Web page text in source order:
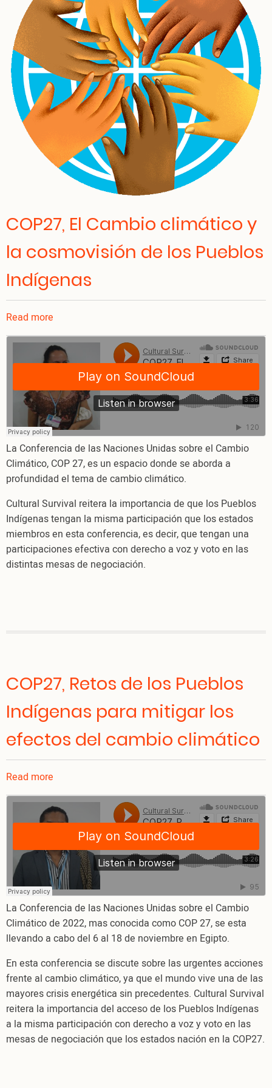
COP27, El Cambio climático y
la cosmovisión de los Pueblos
Indígenas
Read more
COP27,
El
Cambio
climático
y
la
cosmovisión
de
los
Pueblos
Indígenas
La Conferencia de las Naciones Unidas sobre el Cambio
Climático, COP 27, es un espacio donde se aborda a
profundidad el tema de cambio climático.
Cultural Survival reitera la importancia de que los Pueblos
Indígenas tengan la misma participación que los estados
miembros en esta conferencia, es decir, que tengan una
participaciones efectiva con derecho a voz y voto en las
distintas mesas de negociación.
COP27, Retos de los Pueblos
Indígenas para mitigar los
efectos del cambio climático
Read more
COP27,
Retos
de
Pueblos
Indígenas
para
mitigar
los
efectos
del
cambio
climático
La Conferencia de las Naciones Unidas sobre el Cambio
Climático de 2022, mas conocida como COP 27, se esta
llevando a cabo del 6 al 18 de noviembre en Egipto.
En esta conferencia se discute sobre las urgentes acciones
frente al cambio climático, ya que el mundo vive una de las
mayores crisis energética sin precedentes. Cultural Survival
reitera la importancia del acceso de los Pueblos Indígenas
a la misma participación con derecho a voz y voto en las
mesas de negociación que los estados nación en la COP27.